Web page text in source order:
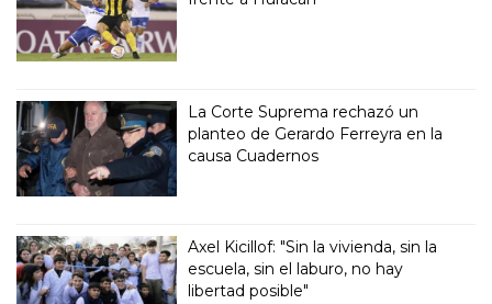
La Corte Suprema rechazó un
planteo de Gerardo Ferreyra en la
causa Cuadernos
Axel Kicillof: "Sin la vivienda, sin la
escuela, sin el laburo, no hay
libertad posible"